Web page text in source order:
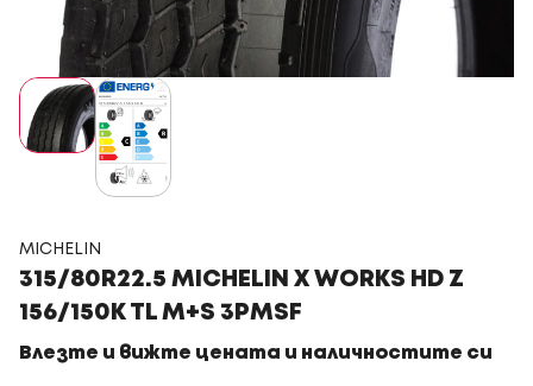
MICHELIN
315/80R22.5 MICHELIN X WORKS HD Z
156/150K TL M+S 3PMSF
Влезте и вижте цената и наличностите си